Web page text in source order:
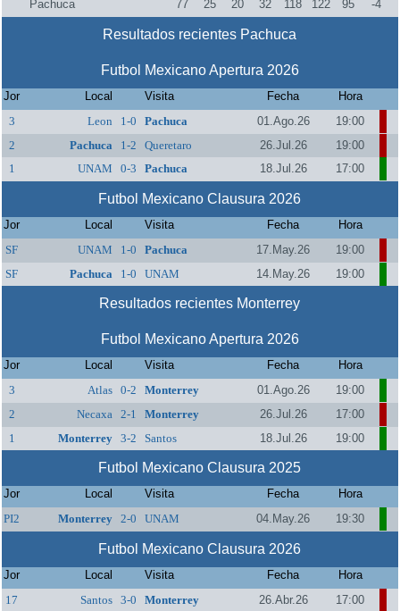
Pachuca
77 25 20 32 118 122 95 -4
Resultados recientes Pachuca
Futbol Mexicano Apertura 2026
Jor Local Visita Fecha
Hora
3
Leon 1-0 Pachuca 01.Ago.26
19:00
2
Pachuca 1-2 Queretaro 26.Jul.26
19:00
1
UNAM 0-3 Pachuca 18.Jul.26 17:00
Futbol Mexicano Clausura 2026
Jor Local Visita Fecha
Hora
SF
UNAM 1-0 Pachuca 17.May.26
19:00
SF
Pachuca 1-0 UNAM 14.May.26 19:00
Resultados recientes Monterrey
Futbol Mexicano Apertura 2026
Jor Local Visita Fecha
Hora
3
Atlas 0-2 Monterrey 01.Ago.26
19:00
2
Necaxa 2-1 Monterrey 26.Jul.26
17:00
1
Monterrey 3-2 Santos 18.Jul.26 19:00
Futbol Mexicano Clausura 2025
Jor Local Visita Fecha
Hora
PI2
Monterrey 2-0 UNAM 04.May.26 19:30
Futbol Mexicano Clausura 2026
Jor Local Visita Fecha
Hora
17
Santos 3-0 Monterrey 26.Abr.26 17:00